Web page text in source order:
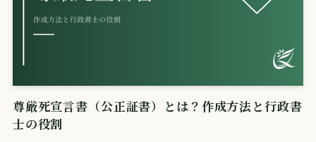
尊厳死宣言書（公正証書）とは？作成方法と行政書
士の役割